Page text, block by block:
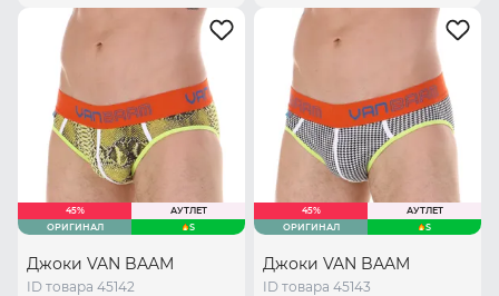
45%
АУТЛЕТ
ОРИГИНАЛ
S
Джоки VAN BAAM
ID товара 45142
45%
АУТЛЕТ
ОРИГИНАЛ
S
Джоки VAN BAAM
ID товара 45143